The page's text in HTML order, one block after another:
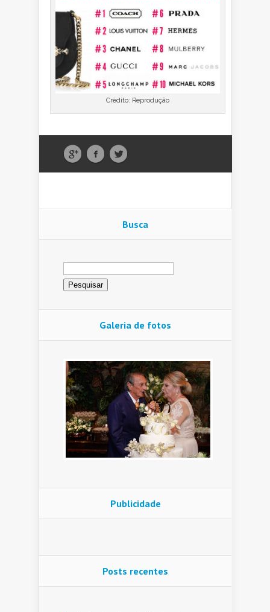
Crédito: Reprodução
Busca
Pesquisar
por:
Galeria de fotos
Publicidade
Posts recentes